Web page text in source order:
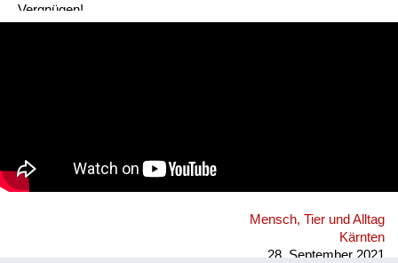
Vergnügen!
Mensch, Tier und Alltag
Kärnten
28. September 2021